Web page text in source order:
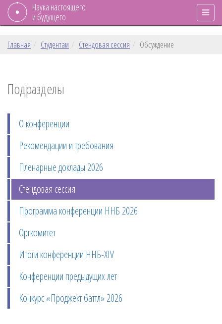
Наука настоящего
и будущего
Главная Студентам Стендовая сессия Обсуждение
Подразделы
О конференции
Рекомендации и требования
Пленарные доклады 2026
Стендовая сессия
Программа конференции ННБ 2026
Оргкомитет
Итоги конференции ННБ-XIV
Конференции предыдущих лет
Конкурс «Проджект баттл» 2026